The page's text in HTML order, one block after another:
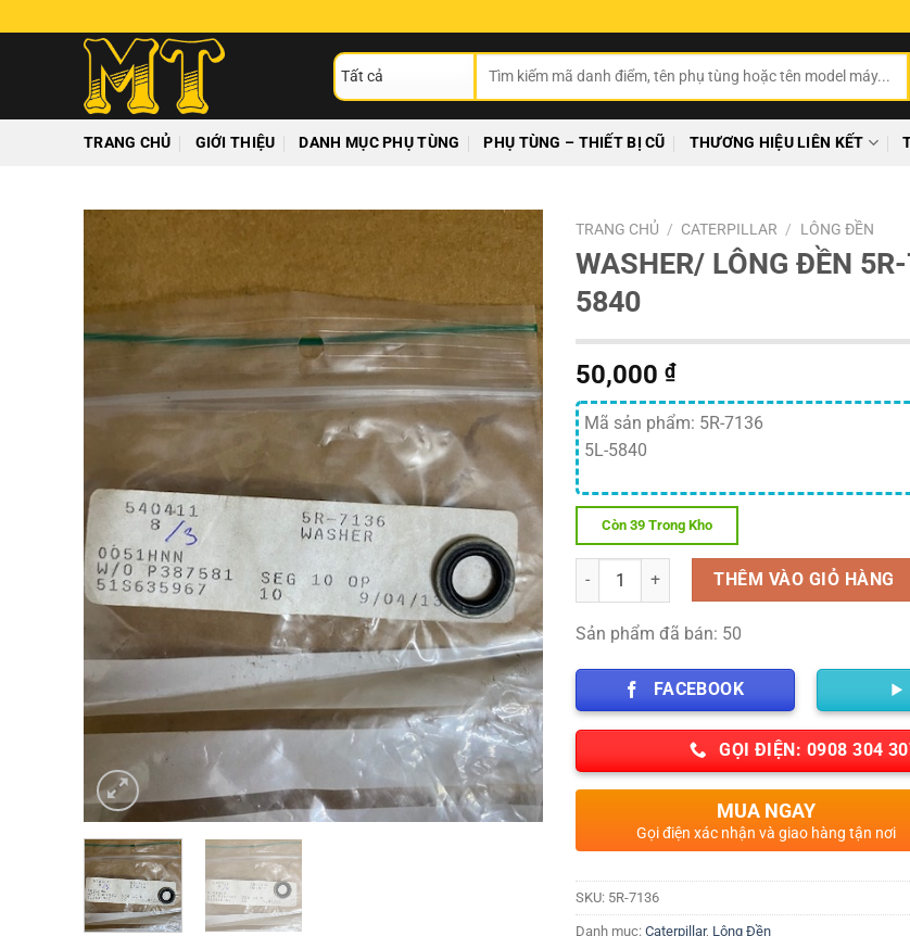
đến
kiếm:
TRANG CHỦ GIỚI THIỆU DANH MỤC PHỤ TÙNG PHỤ TÙNG – THIẾT BỊ CŨ THƯƠNG HIỆU LIÊN KẾT
TRANG CHỦ / CATERPILLAR / LÔNG ĐỀN
WASHER/ LÔNG ĐỀN
5840
50,000₫
Mã sản phẩm: 5R-7136
5L-5840
Còn 39 Trong Kho
Số lượng THÊM VÀO GIỎ HÀNG
Sản phẩm đã bán: 50
FACEBOOK
GỌI ĐIỆN: 0908 304
MUA NGAY
Gọi điện xác nhận và giao hàng tận nơi
SKU: 5R-7136
Danh mục:Caterpillar, Lông Đền